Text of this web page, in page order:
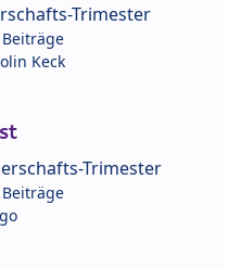
Trimester
Keck
Trimester